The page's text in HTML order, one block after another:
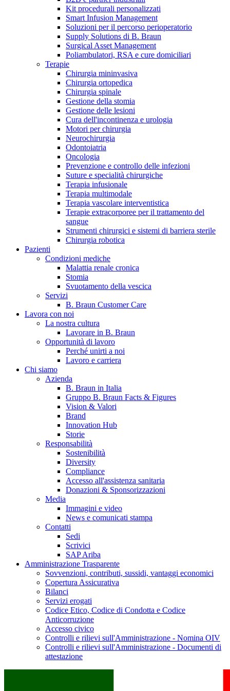
Catalogo prodotti
Trova il prodotto che stai cercando. Visita il catalogo B.
Braun con il nostro portfolio completo.
Hai domande o richieste? Scrivici per entrare subito in
contatto con un nostro referente.
B. Braun in Italia
Scopri chi siamo ed entra nel mondo di B. Braun in Italia: 4
sedi, 4 aziende, più di 700 dipendenti e un Centro di
Eccellenza a livello globale.
Kit procedurali personalizzati
Smart Infusion Management
Soluzioni per il percorso perioperatorio
Supply Solutions di B. Braun
Surgical Asset Management
Poliambulatori, RSA e cure domiciliari
Terapie
Chirurgia mininvasiva
Chirurgia ortopedica
Chirurgia spinale
Gestione della stomia
Gestione delle lesioni
Cura dell'incontinenza e urologia
Motori per chirurgia
Neurochirurgia
Odontoiatria
Oncologia
Prevenzione e controllo delle infezioni
Suture e specialità chirurgiche
Terapia infusionale
Terapia multimodale
Terapia vascolare interventistica
Terapie extracorporee per il trattamento del
sangue
Strumenti chirurgici e sistemi di barriera sterile
Chirurgia robotica
Pazienti
Condizioni mediche
Malattia renale cronica
Stomia
Svuotamento della vescica
Servizi
B. Braun Customer Care
Lavora con noi
La nostra cultura
Lavorare in B. Braun
Opportunità di lavoro
Perché unirti a noi
Lavoro e carriera
Chi siamo
Azienda
B. Braun in Italia
Gruppo B. Braun Facts & Figures
Vision & Valori
Brand
Innovation Hub
Storie
Responsabilità
Sostenibilità
Diversity
Compliance
Accesso all'assistenza sanitaria
Donazioni & Sponsorizzazioni
Media
Immagini e video
News e comunicati stampa
Contatti
Sedi
Scrivici
SAP Ariba
Amministrazione Trasparente
Sovvenzioni, contributi, sussidi, vantaggi economici
Copertura Assicurativa
Bilanci
Servizi erogati
Codice Etico, Codice di Condotta e Codice
Anticorruzione
Accesso civico
Controlli e rilievi sull'Amministrazione - Nomina OIV
Controlli e rilievi sull'Amministrazione - Documenti di
attestazione